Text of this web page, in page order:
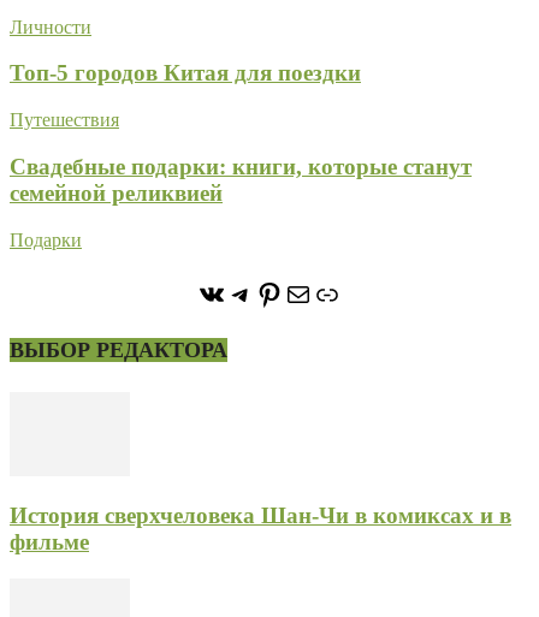
Личности
Топ-5 городов Китая для поездки
Путешествия
Свадебные подарки: книги, которые станут
семейной реликвией
Подарки
https://vk.com/
https://t.me/stoneforest
https://
ПочтаСсылка
ВЫБОР РЕДАКТОРА
История сверхчеловека Шан-Чи в комиксах и в
фильме